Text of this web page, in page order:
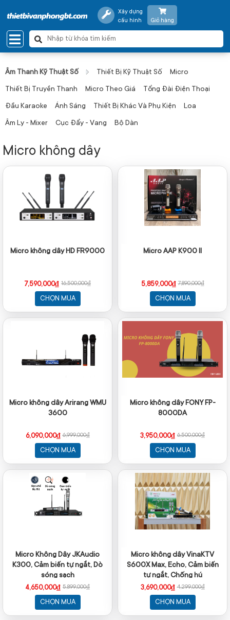
Xây dựng
cấu hình
Giỏ hàng
Âm Thanh Kỹ Thuật Số Thiết Bị Kỹ Thuật Số Micro
Thiết Bị Truyền Thanh Micro Theo Giá Tổng Đài Điện Thoại
Đầu Karaoke Ánh Sáng Thiết Bị Khác Và Phụ Kiện Loa
Âm Ly - Mixer Cục Đẩy - Vang Bộ Dàn
Micro không dây
Micro không dây HD FR9000
7,590,000₫ 16,500,000₫
CHỌN MUA
Micro AAP K900 II
5,859,000₫ 7,890,000₫
CHỌN MUA
Micro không dây Arirang WMU
3600
6,090,000₫ 6,999,000₫
CHỌN MUA
Micro không dây FONY FP-
8000DA
3,950,000₫ 6,500,000₫
CHỌN MUA
Micro Không Dây JKAudio
K300, Cảm biến tự ngắt, Dò
sóng sạch
4,650,000₫ 5,899,000₫
CHỌN MUA
Micro không dây VinaKTV
S600X Max, Echo, Cảm biến
tự ngắt, Chống hú
3,690,000₫ 4,299,000₫
CHỌN MUA